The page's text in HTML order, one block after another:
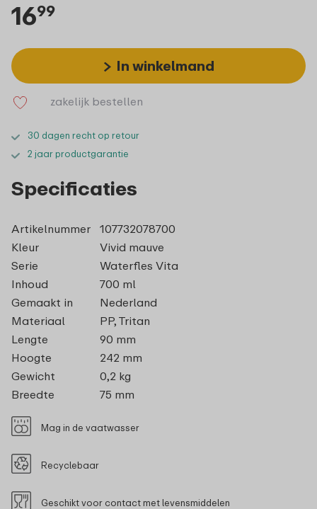
1699
In winkelmand
zakelijk bestellen
30 dagen recht op retour
2 jaar productgarantie
Specificaties
Artikelnummer
107732078700
Kleur
Vivid mauve
Serie
Waterfles Vita
Inhoud
700 ml
Gemaakt in
Nederland
Materiaal
PP, Tritan
Lengte
90 mm
Hoogte
242 mm
Gewicht
0,2 kg
Breedte
75 mm
Mag in de vaatwasser
Recyclebaar
Geschikt voor contact met levensmiddelen